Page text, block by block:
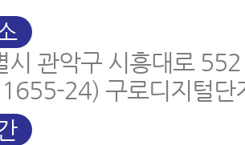
시 관악구 시흥대로
24) 구로디지털단